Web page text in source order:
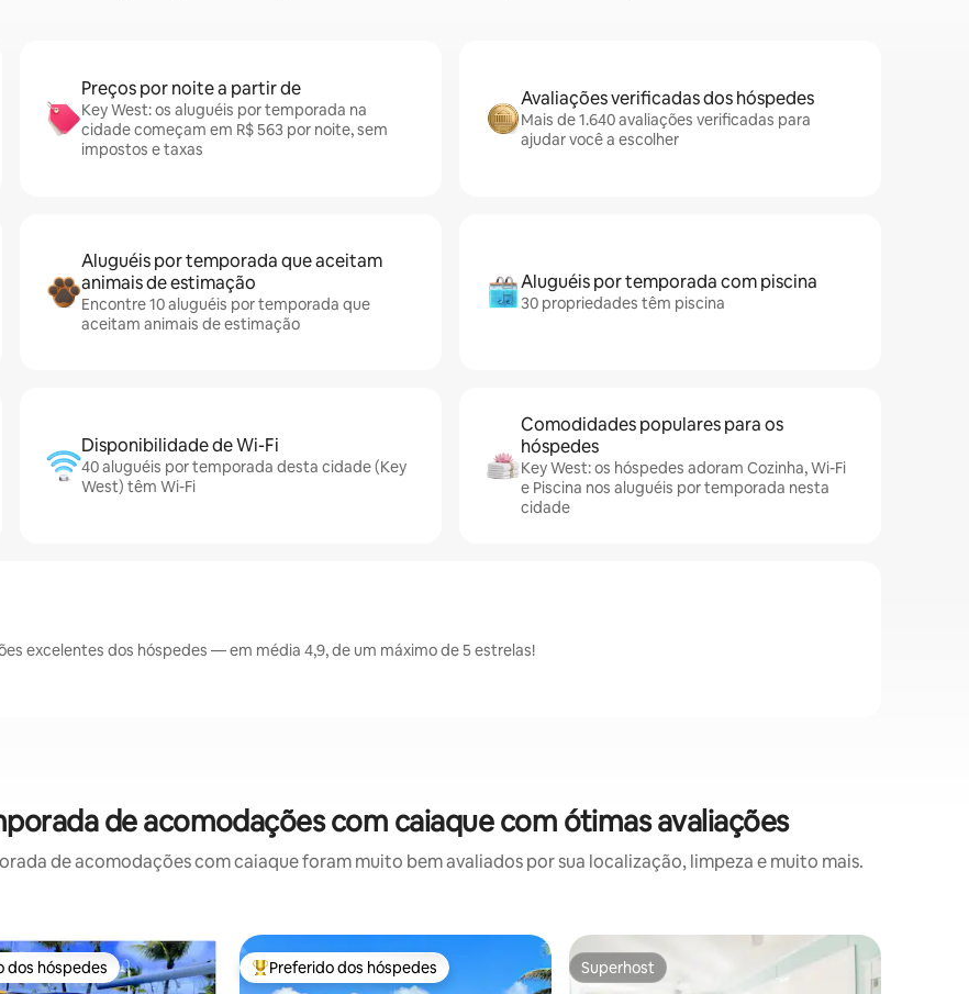
Preços por noite a partir de
Key West: os aluguéis por temporada na
cidade começam em R$ 563 por noite, sem
impostos e taxas
Avaliações verificadas dos hóspedes
Mais de 1.640 avaliações verificadas para
ajudar você a escolher
Aluguéis por temporada que aceitam
animais de estimação
Encontre 10 aluguéis por temporada que
aceitam animais de estimação
Aluguéis por temporada com piscina
30 propriedades têm piscina
Disponibilidade de Wi-Fi
40 aluguéis por temporada desta cidade (Key
West) têm Wi-Fi
Comodidades populares para os
hóspedes
Key West: os hóspedes adoram Cozinha, Wi-Fi
e Piscina nos aluguéis por temporada nesta
cidade
excelentes dos hóspedes — em média 4,9, de um máximo de 5 estrelas!
de acomodações com caiaque com ótimas avaliações
de acomodações com caiaque foram muito bem avaliados por sua localização, limpeza e muito mais.
preferidos dos hóspedes
dos hóspedes Entre os melhores preferidos dos hóspedes
Preferido dos hóspedes Superhost
Superhost